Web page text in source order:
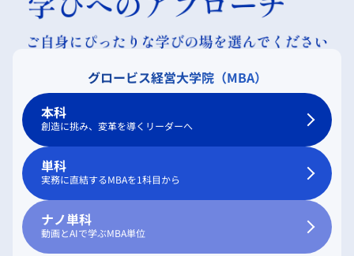
グロービス経営大学院（MBA）
本科
創造に挑み、変革を導くリーダーへ
単科
実務に直結するMBAを1科目から
ナノ単科
動画とAIで学ぶMBA単位